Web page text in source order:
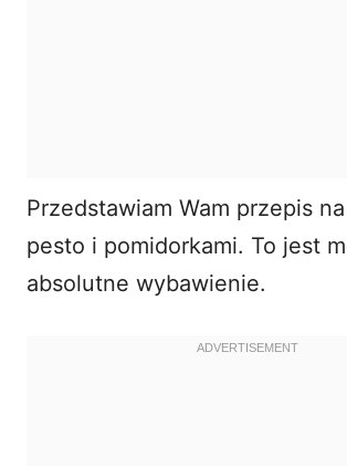
Przedstawiam Wam przepis
pesto i pomidorkami. To jest
absolutne wybawienie.